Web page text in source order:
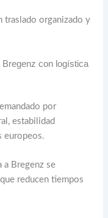
traslado organizado y
con logística
por
estabilidad
europeos.
a Bregenz se
reducen tiempos